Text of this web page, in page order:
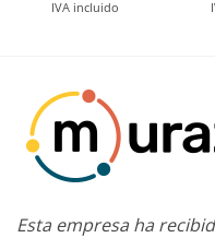
IVA incluido
Esta empresa ha